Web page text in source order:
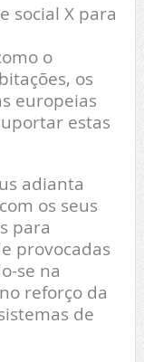
social X para
o
os
europeias
estas
adianta
os seus
para
provocadas
se na
reforço da
de